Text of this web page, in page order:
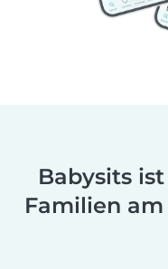
Babysits
Familien